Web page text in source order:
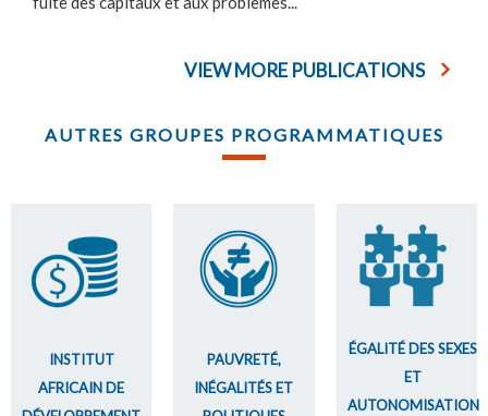
VIEW MORE PUBLICATIONS
AUTRES GROUPES PROGRAMMATIQUES
INSTITUT
AFRICAIN DE
PAUVRETÉ,
INÉGALITÉS ET
ÉGALITÉ DES SEXES
ET
AUTONOMISATION